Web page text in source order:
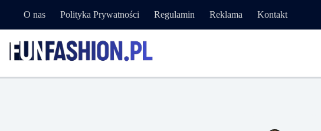
O nas Polityka Prywatności Regulamin Reklama Kontakt